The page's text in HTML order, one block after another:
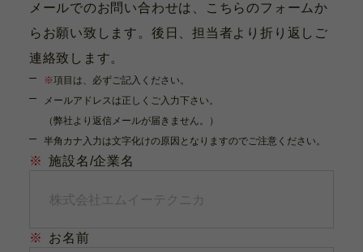
メールでのお問い合わせは、こちらのフォームか
らお願い致します。後日、担当者より折り返しご
連絡致します。
※項目は、必ずご記入ください。
メールアドレスは正しくご入力下さい。
（弊社より返信メールが届きません。）
半角カナ入力は文字化けの原因となりますのでご注意ください。
※ 施設名/企業名
※ お名前